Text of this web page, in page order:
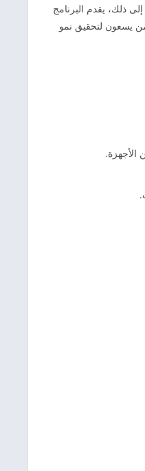
ذلك، يقدم البرنامج
يسعون لتحقيق نمو
الأجهزة.